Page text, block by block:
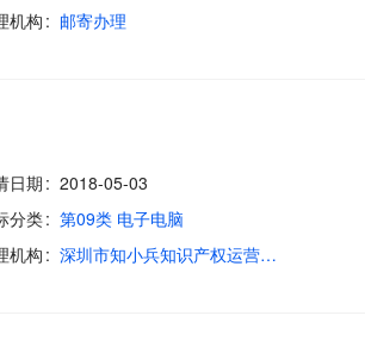
机构 邮寄办理
日期
2018-05-03
分类
第09类 电子电脑
机构 深圳市知小兵知识产权运营管理有限公司